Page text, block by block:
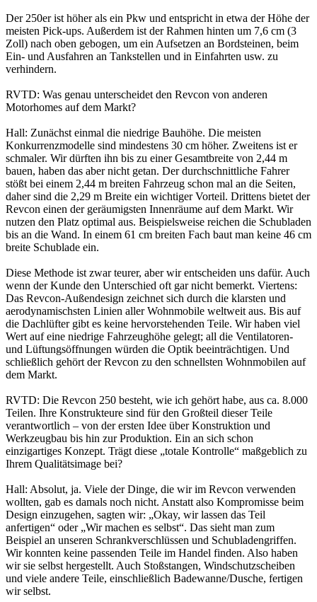
Der 250er ist höher als ein Pkw und entspricht in etwa der Höhe der
meisten Pick-ups. Außerdem ist der Rahmen hinten um 7,6 cm (3
Zoll) nach oben gebogen, um ein Aufsetzen an Bordsteinen, beim
Ein- und Ausfahren an Tankstellen und in Einfahrten usw. zu
verhindern.
RVTD: Was genau unterscheidet den Revcon von anderen
Motorhomes auf dem Markt?
Hall: Zunächst einmal die niedrige Bauhöhe. Die meisten
Konkurrenzmodelle sind mindestens 30 cm höher. Zweitens ist er
schmaler. Wir dürften ihn bis zu einer Gesamtbreite von 2,44 m
bauen, haben das aber nicht getan. Der durchschnittliche Fahrer
stößt bei einem 2,44 m breiten Fahrzeug schon mal an die Seiten,
daher sind die 2,29 m Breite ein wichtiger Vorteil. Drittens bietet der
Revcon einen der geräumigsten Innenräume auf dem Markt. Wir
nutzen den Platz optimal aus. Beispielsweise reichen die Schubladen
bis an die Wand. In einem 61 cm breiten Fach baut man keine 46 cm
breite Schublade ein.
Diese Methode ist zwar teurer, aber wir entscheiden uns dafür. Auch
wenn der Kunde den Unterschied oft gar nicht bemerkt. Viertens:
Das Revcon-Außendesign zeichnet sich durch die klarsten und
aerodynamischsten Linien aller Wohnmobile weltweit aus. Bis auf
die Dachlüfter gibt es keine hervorstehenden Teile. Wir haben viel
Wert auf eine niedrige Fahrzeughöhe gelegt; all die Ventilatoren-
und Lüftungsöffnungen würden die Optik beeinträchtigen. Und
schließlich gehört der Revcon zu den schnellsten Wohnmobilen auf
dem Markt.
RVTD: Die Revcon 250 besteht, wie ich gehört habe, aus ca. 8.000
Teilen. Ihre Konstrukteure sind für den Großteil dieser Teile
verantwortlich – von der ersten Idee über Konstruktion und
Werkzeugbau bis hin zur Produktion. Ein an sich schon
einzigartiges Konzept. Trägt diese „totale Kontrolle“ maßgeblich zu
Ihrem Qualitätsimage bei?
Hall: Absolut, ja. Viele der Dinge, die wir im Revcon verwenden
wollten, gab es damals noch nicht. Anstatt also Kompromisse beim
Design einzugehen, sagten wir: „Okay, wir lassen das Teil
anfertigen“ oder „Wir machen es selbst“. Das sieht man zum
Beispiel an unseren Schrankverschlüssen und Schubladengriffen.
Wir konnten keine passenden Teile im Handel finden. Also haben
wir sie selbst hergestellt. Auch Stoßstangen, Windschutzscheiben
und viele andere Teile, einschließlich Badewanne/Dusche, fertigen
wir selbst.